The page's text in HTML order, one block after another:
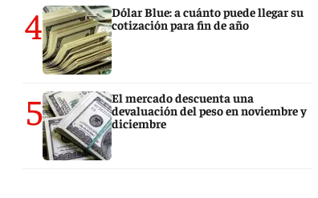
4
Dólar Blue: a cuánto puede llegar su
cotización para fin de año
5
El mercado descuenta una
devaluación del peso en noviembre y
diciembre